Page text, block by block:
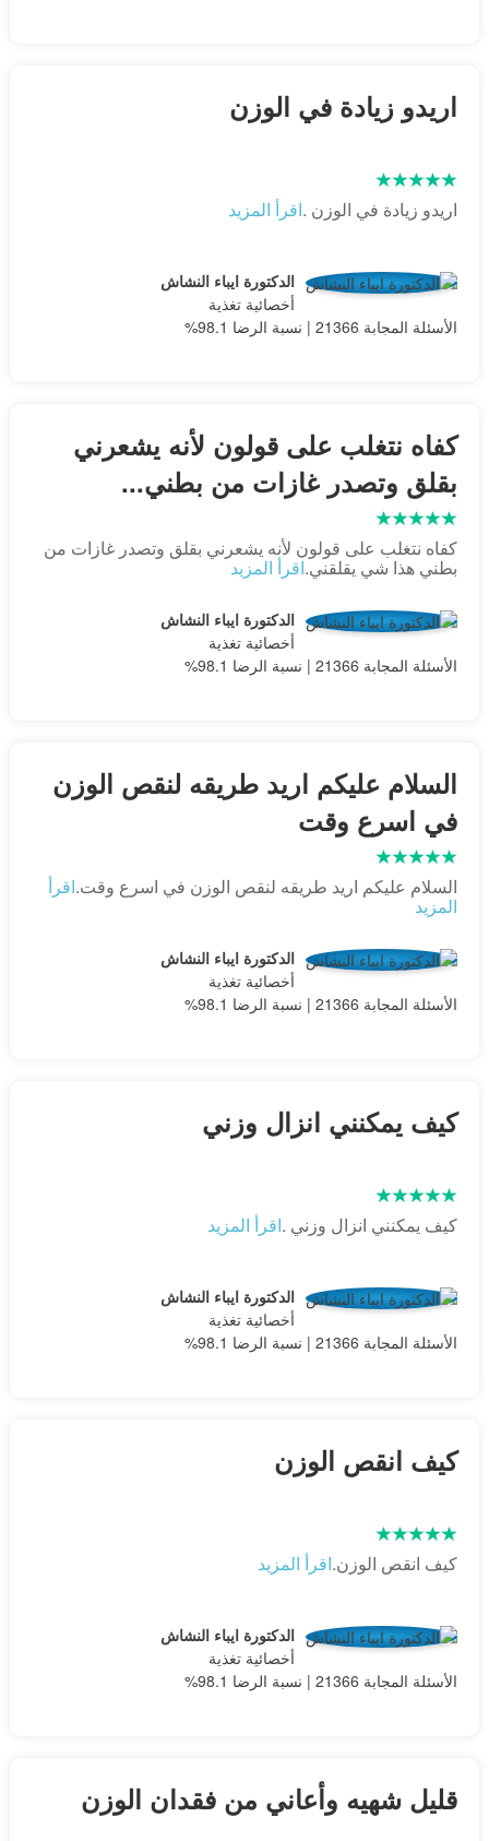
اريدو زيادة في الوزن
اريدو زيادة في الوزن .اقرأ المزيد
الدكتورة ايباء النشاش
أخصائية تغذية
الأسئلة المجابة 21366 | نسبة الرضا 98.1%
كفاه نتغلب على قولون لأنه يشعرني
بقلق وتصدر غازات من بطني...
كفاه نتغلب على قولون لأنه يشعرني بقلق وتصدر غازات من
بطني هذا شي يقلقني.اقرأ المزيد
الدكتورة ايباء النشاش
أخصائية تغذية
الأسئلة المجابة 21366 | نسبة الرضا 98.1%
السلام عليكم اريد طريقه لنقص الوزن
في اسرع وقت
السلام عليكم اريد طريقه لنقص الوزن في اسرع وقت.اقرأ
المزيد
الدكتورة ايباء النشاش
أخصائية تغذية
الأسئلة المجابة 21366 | نسبة الرضا 98.1%
كيف يمكنني انزال وزني
كيف يمكنني انزال وزني .اقرأ المزيد
الدكتورة ايباء النشاش
أخصائية تغذية
الأسئلة المجابة 21366 | نسبة الرضا 98.1%
كيف انقص الوزن
كيف انقص الوزن.اقرأ المزيد
الدكتورة ايباء النشاش
أخصائية تغذية
الأسئلة المجابة 21366 | نسبة الرضا 98.1%
قليل شهيه وأعاني من فقدان الوزن